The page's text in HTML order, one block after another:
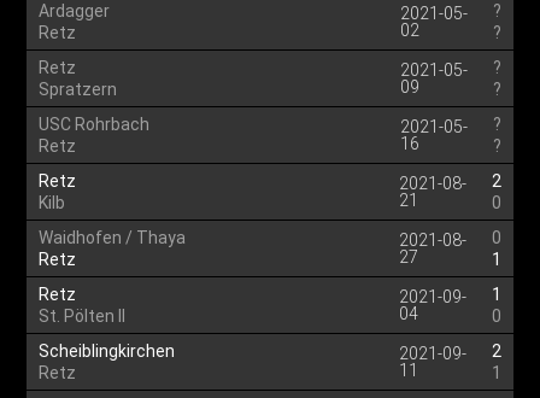
Ardagger
Retz
2021-05-
02
?
?
Retz
Spratzern
2021-05-
09
?
?
USC Rohrbach
Retz
2021-05-
16
?
?
Retz
Kilb
2021-08-
21
2
0
Waidhofen / Thaya
Retz
2021-08-
27
0
1
Retz
St. Pölten II
2021-09-
04
1
0
Scheiblingkirchen
Retz
2021-09-
11
2
1